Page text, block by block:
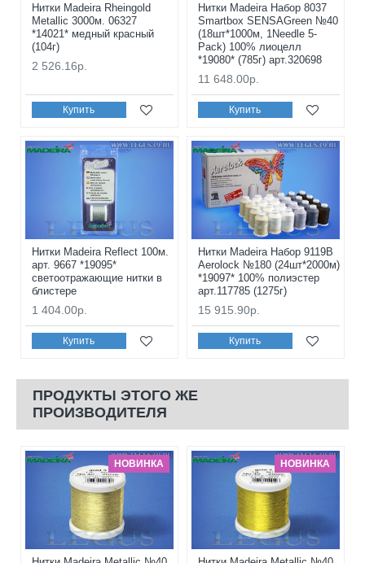
Нитки Madeira Rheingold
Metallic 3000м. 06327
*14021* медный красный
(104г)
2 526.16р.
Купить
Нитки Madeira Набор 8037
Smartbox SENSAGreen №40
(18шт*1000м, 1Needle 5-
Pack) 100% лиоцелл
*19080* (785г) арт.320698
11 648.00р.
Купить
Нитки Madeira Reflect 100м.
арт. 9667 *19095*
светоотражающие нитки в
блистере
1 404.00р.
Купить
Нитки Madeira Набор 9119В
Aerolock №180 (24шт*2000м)
*19097* 100% полиэстер
арт.117785 (1275г)
15 915.90р.
Купить
ПРОДУКТЫ ЭТОГО ЖЕ
ПРОИЗВОДИТЕЛЯ
НОВИНКА НОВИНКА